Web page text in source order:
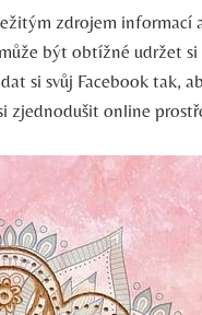
zdrojem informací
být obtížné udržet si
si svůj Facebook tak,
online